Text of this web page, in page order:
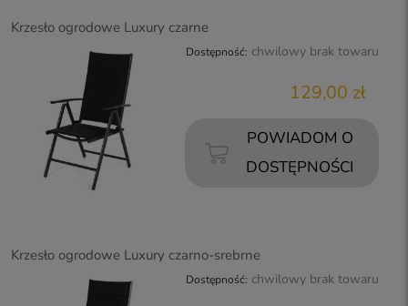
Krzesło ogrodowe Luxury czarne
Dostępność: chwilowy brak towaru
129,00 zł
POWIADOM O
DOSTĘPNOŚCI
Krzesło ogrodowe Luxury czarno-srebrne
Dostępność: chwilowy brak towaru